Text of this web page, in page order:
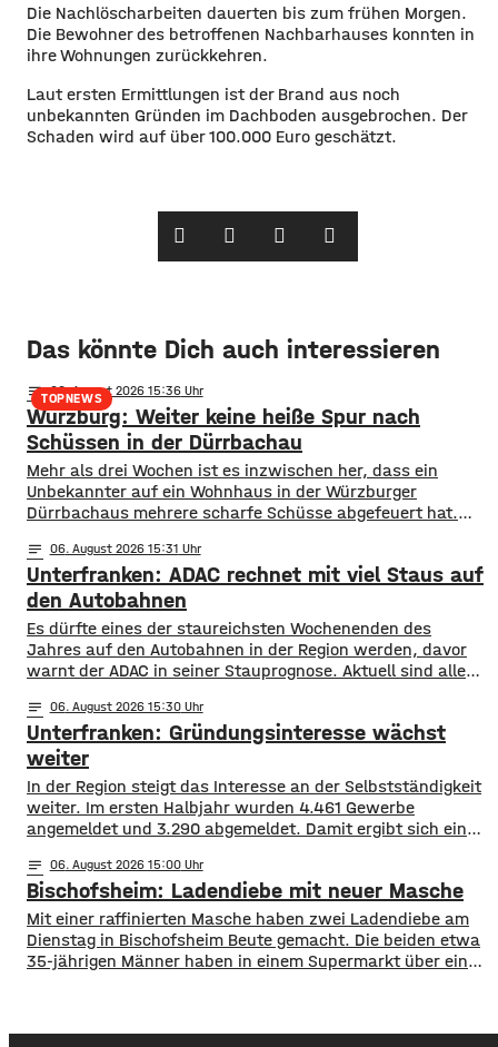
Die Nachlöscharbeiten dauerten bis zum frühen Morgen.
Die Bewohner des betroffenen Nachbarhauses konnten in
ihre Wohnungen zurückkehren.
Laut ersten Ermittlungen ist der Brand aus noch
unbekannten Gründen im Dachboden ausgebrochen. Der
Schaden wird auf über 100.000 Euro geschätzt.
Das könnte Dich auch interessieren
TOPNEWS
notes 06. August 2026 15:36
Würzburg: Weiter keine heiße Spur nach
Schüssen in der Dürrbachau
Mehr als drei Wochen ist es inzwischen her, dass ein
Unbekannter auf ein Wohnhaus in der Würzburger
Dürrbachaus mehrere scharfe Schüsse abgefeuert hat.
fehlt den Ermittlern offenbar eine heiße Spur. Eine
Großfahndung am Abend der Tat war erfolglos geblieben,
auch eine Anwohnerbefragung brachte offenbar keinen
Durchbruch.
notes 06. August 2026 15:31
Unterfranken: ADAC rechnet mit viel Staus auf
den Autobahnen
Es dürfte eines der staureichsten Wochenenden des
Jahres auf den Autobahnen in der Region werden, davor
warnt der ADAC in seiner Stauprognose. Aktuell sind alle
Hessen, Rheinland-Pfalz und dem Saarland. Auch in den
skandinavischen Ländern beginnt die Schule langsam
wieder. Daher dürfte es auf A 3 und
notes 06. August 2026 15:30
Unterfranken: Gründungsinteresse wächst
weiter
In der Region steigt das Interesse an der Selbstständigkeit
weiter. Im ersten Halbjahr wurden 4.461 Gewerbe
angemeldet und 3.290 abgemeldet. Damit ergibt sich ein
verzeichneten Würzburg, der Landkreis Würzburg sowie
die Regionen Haßberge, Bad Kissingen und Schweinfurt.
Nach dem aktuellen IHK-Report entstehen viele
Gründungen allerdings aus dem Wunsch
notes 06. August 2026 15:00
Bischofsheim: Ladendiebe mit neuer Masche
Mit einer raffinierten Masche haben zwei Ladendiebe am
Dienstag in Bischofsheim Beute gemacht. Die beiden etwa
35-jährigen Männer haben in einem Supermarkt über eine